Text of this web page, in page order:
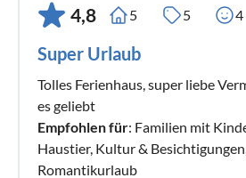
4,8 5 5 4
Super Urlaub
Tolles Ferienhaus, super liebe
es geliebt
Empfohlen für: Familien mit
Haustier, Kultur &
Romantikurlaub